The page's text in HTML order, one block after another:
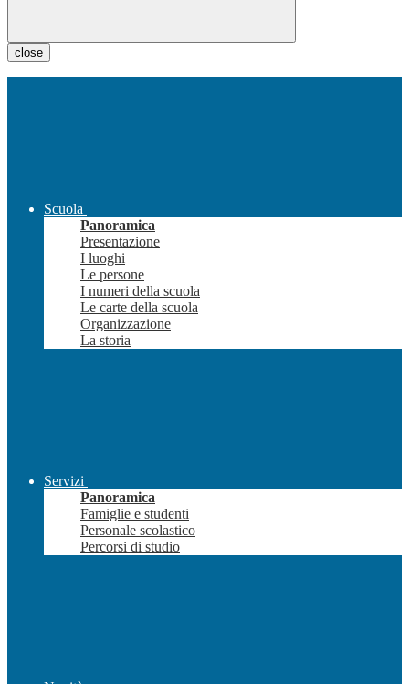
close
Scuola
Panoramica
Presentazione
I luoghi
Le persone
I numeri della scuola
Le carte della scuola
Organizzazione
La storia
Servizi
Panoramica
Famiglie e studenti
Personale scolastico
Percorsi di studio